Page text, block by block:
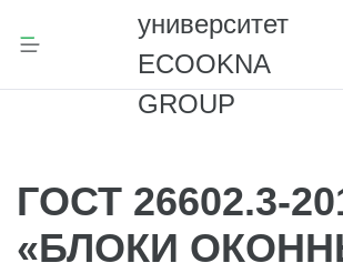
ГОСТ 26602.3-
«БЛОКИ